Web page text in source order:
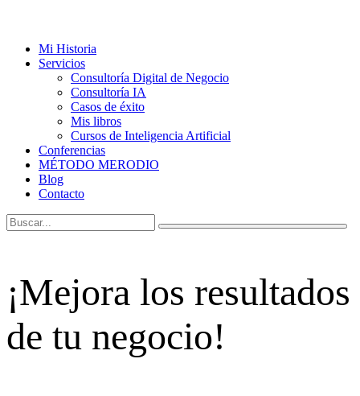
Mi Historia
Servicios
Consultoría Digital de Negocio
Consultoría IA
Casos de éxito
Mis libros
Cursos de Inteligencia Artificial
Conferencias
MÉTODO MERODIO
Blog
Contacto
¡Mejora los resultados
de tu negocio!